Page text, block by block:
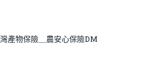
產物保險＿農安心保險DM